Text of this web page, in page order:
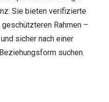
Sie bieten verifizierte
Rahmen –
sicher nach einer
suchen.